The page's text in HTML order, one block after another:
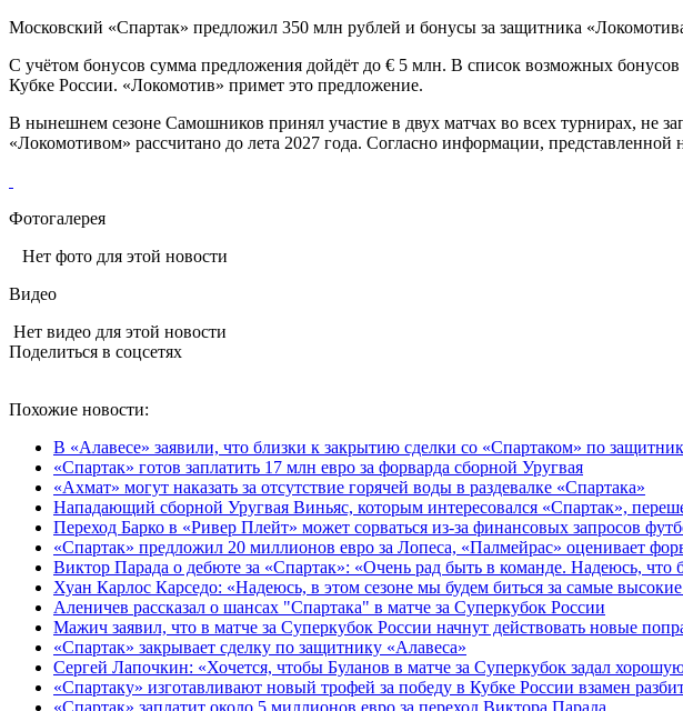
Московский «Спартак» предложил 350 млн рублей и бонусы за защитника
С учётом бонусов сумма предложения дойдёт до € 5 млн. В список возможных
Кубке России. «Локомотив» примет это предложение.
В нынешнем сезоне Самошников принял участие в двух матчах во всех турнирах, не
«Локомотивом» рассчитано до лета 2027 года. Согласно информации, представленной
Фотогалерея
Нет фото для этой новости
Видео
Нет видео для этой новости
Поделиться в соцсетях
Похожие новости:
В «Алавесе» заявили, что близки к закрытию сделки со «Спартаком» по
«Спартак» готов заплатить 17 млн евро за форварда сборной Уругвая
«Ахмат» могут наказать за отсутствие горячей воды в раздевалке «Спартака»
Нападающий сборной Уругвая Виньяс, которым интересовался «Спартак»,
Переход Барко в «Ривер Плейт» может сорваться из‑за финансовых запросов
«Спартак» предложил 20 миллионов евро за Лопеса, «Палмейрас» оценивает
Виктор Парада о дебюте за «Спартак»: «Очень рад быть в команде. Надеюсь, что
Хуан Карлос Карседо: «Надеюсь, в этом сезоне мы будем биться за самые высокие
Аленичев рассказал о шансах "Спартака" в матче за Суперкубок России
Мажич заявил, что в матче за Суперкубок России начнут действовать новые
«Спартак» закрывает сделку по защитнику «Алавеса»
Сергей Лапочкин: «Хочется, чтобы Буланов в матче за Суперкубок задал
«Спартаку» изготавливают новый трофей за победу в Кубке России взамен
«Спартак» заплатит около 5 миллионов евро за переход Виктора Парада